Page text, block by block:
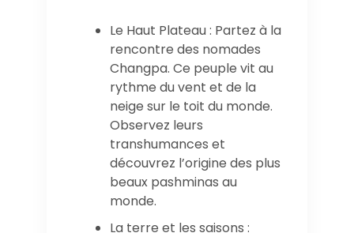
Le Haut Plateau : Partez à la
rencontre des nomades
Changpa. Ce peuple vit au
rythme du vent et de la
neige sur le toit du monde.
Observez leurs
transhumances et
découvrez l’origine des plus
beaux pashminas au
monde.
La terre et les saisons :